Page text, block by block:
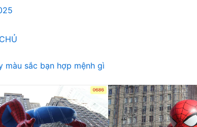
màu sắc bạn hợp mệnh gì